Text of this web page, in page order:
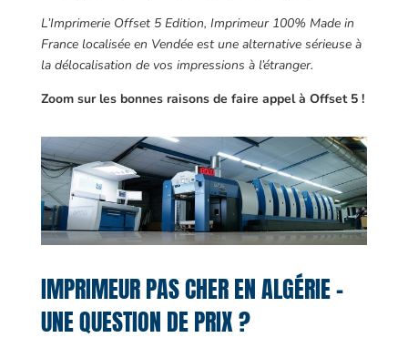
L’Imprimerie Offset 5 Edition, Imprimeur 100% Made in
France localisée en Vendée est une alternative sérieuse à
la délocalisation de vos impressions à l’étranger.
Zoom sur les bonnes raisons de faire appel à Offset 5 !
IMPRIMEUR PAS CHER EN ALGÉRIE –
UNE QUESTION DE PRIX ?